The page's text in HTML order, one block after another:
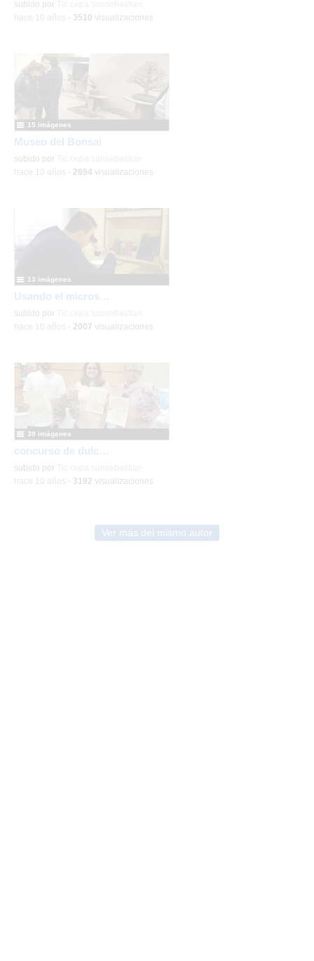
subido por
hace 10 años - 3510 visualizaciones
Museo del Bonsai
subido por
15 imágenes
hace 10 años - 2694 visualizaciones
Usando el microscopio
subido por
13 imágenes
hace 10 años - 2007 visualizaciones
concurso de dulces turno de mañana 2016
subido por
39 imágenes
hace 10 años - 3192 visualizaciones
Ver más del mismo autor